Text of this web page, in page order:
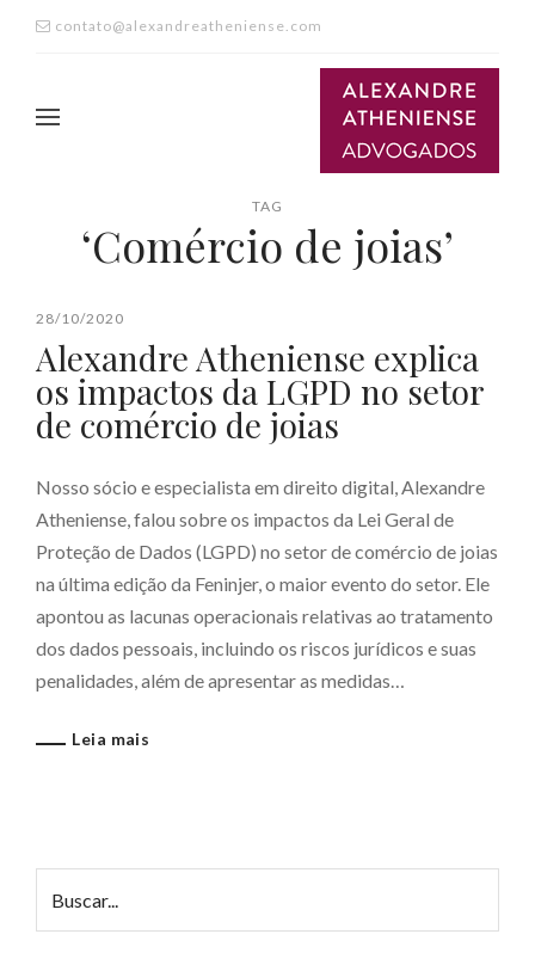
contato@alexandreatheniense.com
TAG
‘Comércio de joias’
28/10/2020
Alexandre Atheniense explica
os impactos da LGPD no setor
de comércio de joias
Nosso sócio e especialista em direito digital, Alexandre
Atheniense, falou sobre os impactos da Lei Geral de
Proteção de Dados (LGPD) no setor de comércio de joias
na última edição da Feninjer, o maior evento do setor. Ele
apontou as lacunas operacionais relativas ao tratamento
dos dados pessoais, incluindo os riscos jurídicos e suas
penalidades, além de apresentar as medidas…
Leia mais